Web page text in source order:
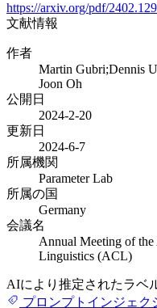
https://arxiv.org/pdf/
文献情報
作者
Martin Gubri;Dennis
Joon Oh
公開日
2024-2-20
更新日
2024-6-7
所属機関
Parameter Lab
所属の国
Germany
会議名
Annual Meeting of
Linguistics (ACL)
AIにより推定されたラベ
プロンプトインジェク